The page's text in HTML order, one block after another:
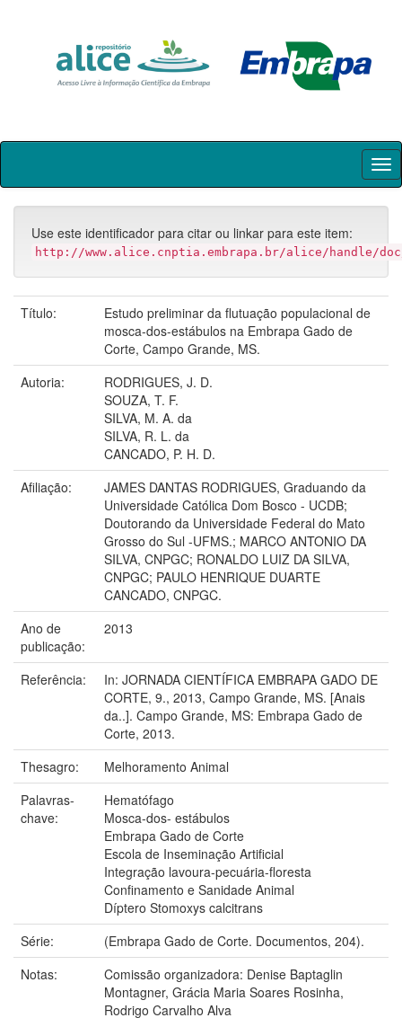
Skip
Use este identificador para citar ou linkar para este item:
http://www.alice.cnptia.embrapa.br/alice/handle/
Título:
Estudo preliminar da flutuação populacional de
mosca-dos-estábulos na Embrapa Gado de
Corte, Campo Grande, MS.
Autoria:
RODRIGUES, J. D.
SOUZA, T. F.
SILVA, M. A. da
SILVA, R. L. da
CANCADO, P. H. D.
Afiliação:
JAMES DANTAS RODRIGUES, Graduando da
Universidade Católica Dom Bosco - UCDB;
Doutorando da Universidade Federal do Mato
Grosso do Sul -UFMS.; MARCO ANTONIO DA
SILVA, CNPGC; RONALDO LUIZ DA SILVA,
CNPGC; PAULO HENRIQUE DUARTE
CANCADO, CNPGC.
Ano de
publicação:
2013
Referência:
In: JORNADA CIENTÍFICA EMBRAPA GADO DE
CORTE, 9., 2013, Campo Grande, MS. [Anais
da..]. Campo Grande, MS: Embrapa Gado de
Corte, 2013.
Thesagro:
Melhoramento Animal
Palavras-
chave:
Hematófago
Mosca-dos- estábulos
Embrapa Gado de Corte
Escola de Inseminação Artificial
Integração lavoura-pecuária-floresta
Confinamento e Sanidade Animal
Díptero Stomoxys calcitrans
Série:
(Embrapa Gado de Corte. Documentos, 204).
Notas:
Comissão organizadora: Denise Baptaglin
Montagner, Grácia Maria Soares Rosinha,
Rodrigo Carvalho Alva